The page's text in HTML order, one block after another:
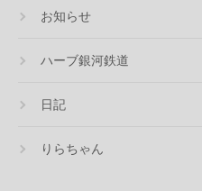
お知らせ
ハーブ銀河鉄道
日記
りらちゃん